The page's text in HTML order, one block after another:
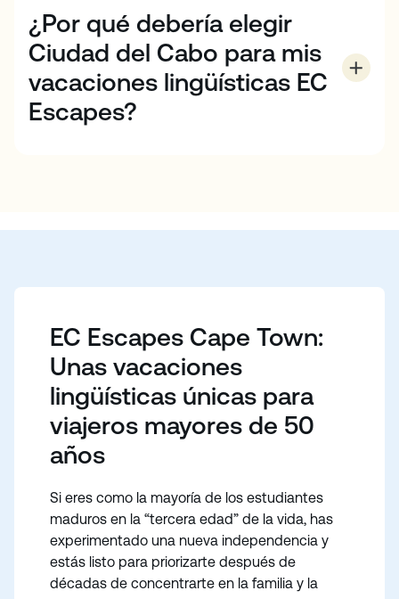
4 actividades semanales
(Las reservas de 2 semanas obtienen 1 actividad
extra de día completo)
Servicio de conserjería
¿Por qué debería elegir
Ciudad del Cabo para mis
vacaciones lingüísticas EC
Escapes?
máximo partido del aprendizaje. EC Escapes London
se ha diseñado específicamente para personas
como usted, que están preparadas para darse
prioridad a sí mismas, reavivar sus pasiones y vivir
sus sueños.
EC Escapes Cape Town:
Unas vacaciones
lingüísticas únicas para
viajeros mayores de 50
años
Si eres como la mayoría de los estudiantes
maduros en la “tercera edad” de la vida, has
experimentado una nueva independencia y
estás listo para priorizarte después de
décadas de concentrarte en la familia y la